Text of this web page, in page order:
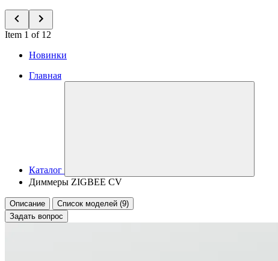
Item 1 of 12
Новинки
Главная
Каталог
Диммеры ZIGBEE CV
Описание
Список моделей (9)
Задать вопрос